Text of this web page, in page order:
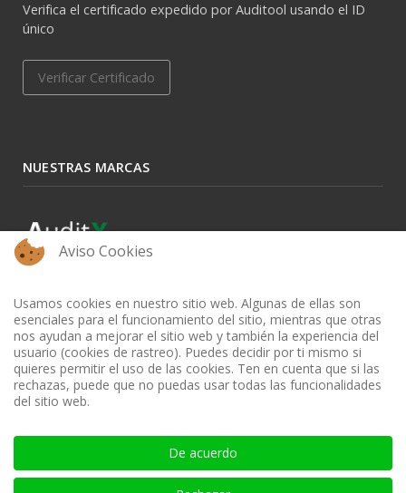
Verifica el certificado expedido por Auditool usando el ID
único
Verificar Certificado
NUESTRAS MARCAS
BIBLIOTECA AUDITOOL - ISSN: 2665-1696 y 2665-3508
Aviso Cookies
Usamos cookies en nuestro sitio web. Algunas de ellas son
esenciales para el funcionamiento del sitio, mientras que otras
nos ayudan a mejorar el sitio web y también la experiencia del
usuario (cookies de rastreo). Puedes decidir por ti mismo si
quieres permitir el uso de las cookies. Ten en cuenta que si las
rechazas, puede que no puedas usar todas las funcionalidades
del sitio web.
De acuerdo